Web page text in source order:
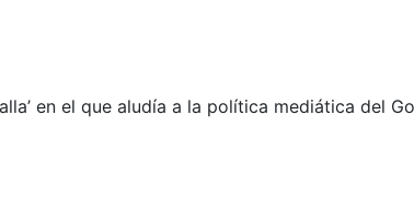
en el que aludía a la política mediática del